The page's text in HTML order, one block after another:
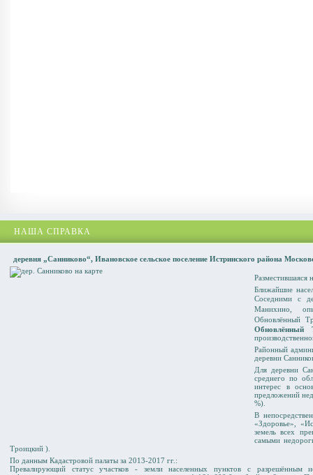
НАША СПРАВКА
деревня „Санниково“, Ивановское сельское поселение Истринского района
Разместившаяся
Ближайшие
Соседними с
Манихино
Обновлённый
Обновлённый
Районный
деревни
Для деревни
среднего по
интерес в
предложений
%).
В
«Здоровье»,
земель всех
самыми
Троицкий ).
По данным Кадастровой палаты за 2013-2017 гг.:
Превалирующий статус участков - земли населенных пунктов с разрешённым